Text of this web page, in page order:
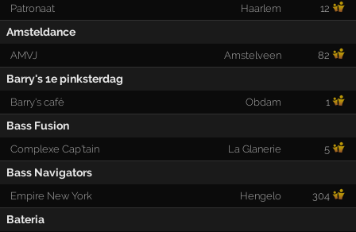
Patronaat Haarlem 12
Amsteldance
AMVJ Amstelveen 82
Barry's 1e pinksterdag
Barry's café Obdam 1
Bass Fusion
Complexe Cap'tain La Glanerie 5
Bass Navigators
Empire New York Hengelo 304
Bateria